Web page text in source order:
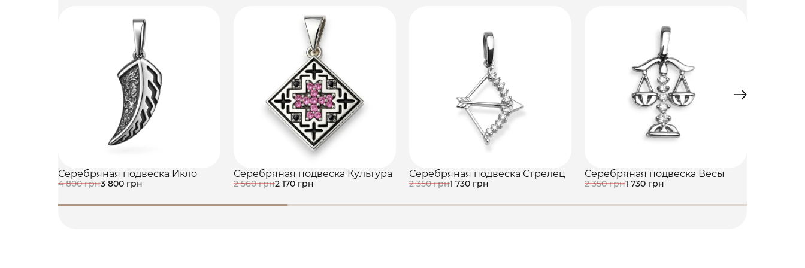
Серебряная подвеска Икло
4 800 грн3 800 грн
Серебряная подвеска Культура
2 560 грн2 170 грн
Серебряная подвеска Стрелец
2 350 грн1 730 грн
Серебряная подвеска Весы
2 350 грн1 730 грн